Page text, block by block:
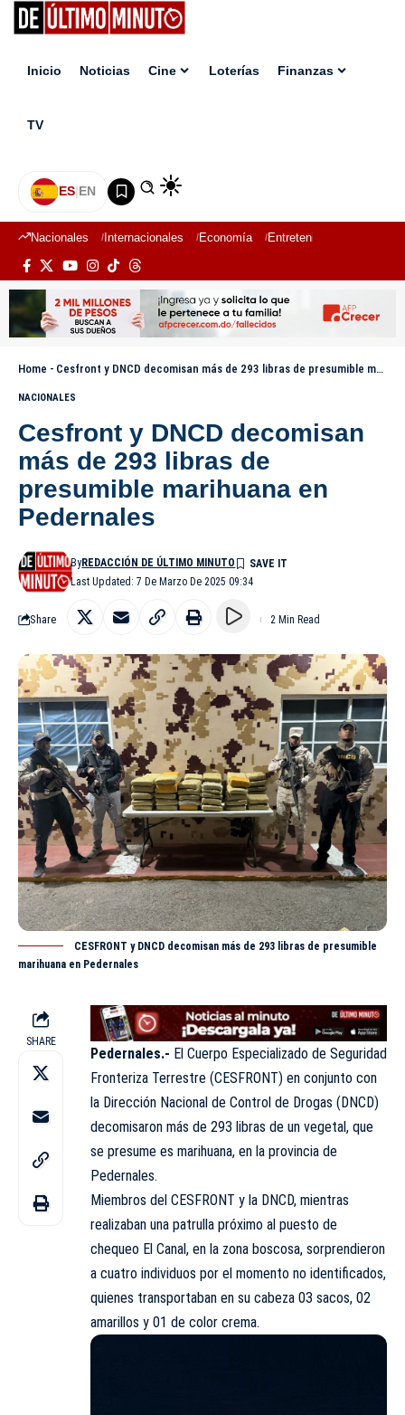
Inicio Noticias Cine Loterías Finanzas
TV
ES|EN
Nacionales Internacionales Economía Entretenimiento
Home - Cesfront y DNCD decomisan más de 293 libras de presumible marihuana en Pedernales
NACIONALES
Cesfront y DNCD decomisan
más de 293 libras de
presumible marihuana en
Pedernales
Last Updated: 7 De Marzo De 2025 09:34
ByREDACCIÓN DE ÚLTIMO MINUTO
Share 2 Min Read
CESFRONT y DNCD decomisan más de 293 libras de presumible
marihuana en Pedernales
SHARE
Pedernales.- El Cuerpo Especializado de Seguridad
Fronteriza Terrestre (CESFRONT) en conjunto con
la Dirección Nacional de Control de Drogas (DNCD)
decomisaron más de 293 libras de un vegetal, que
se presume es marihuana, en la provincia de
Pedernales.
Miembros del CESFRONT y la DNCD, mientras
realizaban una patrulla próximo al puesto de
chequeo El Canal, en la zona boscosa, sorprendieron
a cuatro individuos por el momento no identificados,
quienes transportaban en su cabeza 03 sacos, 02
amarillos y 01 de color crema.